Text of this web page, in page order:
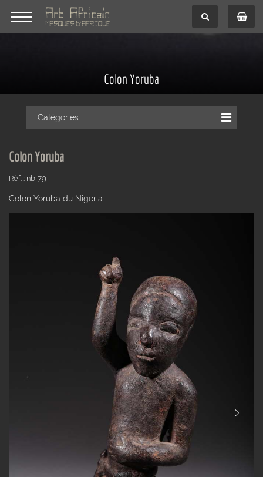
Colon Yoruba
Catégories
Colon Yoruba
Réf. : nb-79
Colon Yoruba du Nigeria.